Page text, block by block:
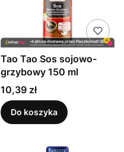
Tao Tao Sos sojowo-
grzybowy 150 ml
Cena
10,39 zł
Do koszyka